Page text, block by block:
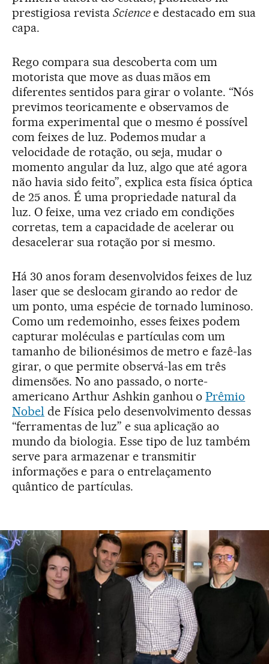
prestigiosa revista Sciencee destacado em sua
capa.
Rego compara sua descoberta com um
motorista que move as duas mãos em
diferentes sentidos para girar o volante. “Nós
previmos teoricamente e observamos de
forma experimental que o mesmo é possível
com feixes de luz. Podemos mudar a
velocidade de rotação, ou seja, mudar o
momento angular da luz, algo que até agora
não havia sido feito”, explica esta física óptica
de 25 anos. É uma propriedade natural da
luz. O feixe, uma vez criado em condições
corretas, tem a capacidade de acelerar ou
desacelerar sua rotação por si mesmo.
Há 30 anos foram desenvolvidos feixes de luz
laser que se deslocam girando ao redor de
um ponto, uma espécie de tornado luminoso.
Como um redemoinho, esses feixes podem
capturar moléculas e partículas com um
tamanho de bilionésimos de metro e fazê-las
girar, o que permite observá-las em três
dimensões. No ano passado, o norte-
americano Arthur Ashkin ganhou oPrêmio
Nobel de Física pelo desenvolvimento dessas
“ferramentas de luz” e sua aplicação ao
mundo da biologia. Esse tipo de luz também
serve para armazenar e transmitir
informações e para o entrelaçamento
quântico de partículas.